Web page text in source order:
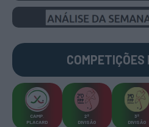
COMPETIÇÕES
CAMP
PLACARD
2ª
DIVISÃO
3ª
DIVISÃO